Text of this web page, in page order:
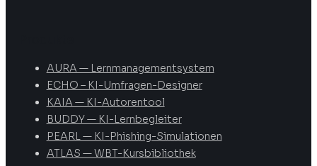
AURA — Lernmanagementsystem
ECHO – KI-Umfragen-Designer
KAIA — KI-Autorentool
BUDDY — KI-Lernbegleiter
PEARL — KI-Phishing-Simulationen
ATLAS — WBT-Kursbibliothek